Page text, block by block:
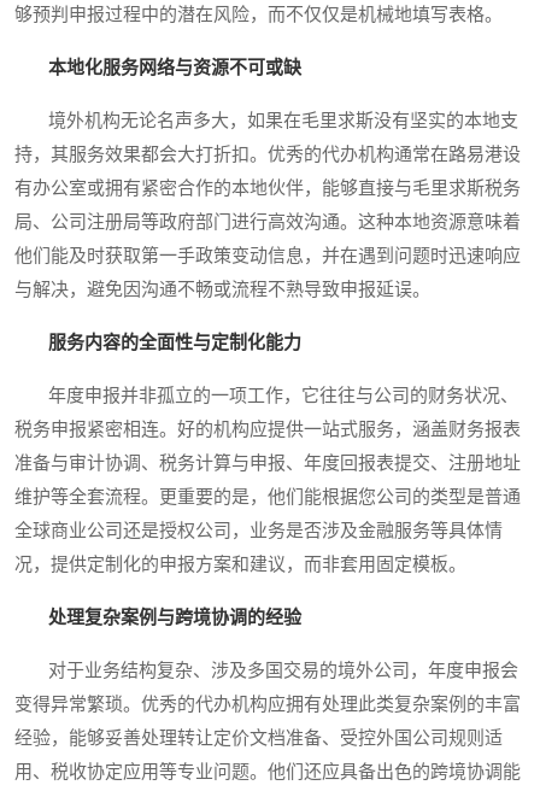
够预判申报过程中的潜在风险，而不仅仅是机械地填写表格。
本地化服务网络与资源不可或缺
境外机构无论名声多大，如果在毛里求斯没有坚实的本地支
持，其服务效果都会大打折扣。优秀的代办机构通常在路易港设
有办公室或拥有紧密合作的本地伙伴，能够直接与毛里求斯税务
局、公司注册局等政府部门进行高效沟通。这种本地资源意味着
他们能及时获取第一手政策变动信息，并在遇到问题时迅速响应
与解决，避免因沟通不畅或流程不熟导致申报延误。
服务内容的全面性与定制化能力
年度申报并非孤立的一项工作，它往往与公司的财务状况、
税务申报紧密相连。好的机构应提供一站式服务，涵盖财务报表
准备与审计协调、税务计算与申报、年度回报表提交、注册地址
维护等全套流程。更重要的是，他们能根据您公司的类型是普通
全球商业公司还是授权公司，业务是否涉及金融服务等具体情
况，提供定制化的申报方案和建议，而非套用固定模板。
处理复杂案例与跨境协调的经验
对于业务结构复杂、涉及多国交易的境外公司，年度申报会
变得异常繁琐。优秀的代办机构应拥有处理此类复杂案例的丰富
经验，能够妥善处理转让定价文档准备、受控外国公司规则适
用、税收协定应用等专业问题。他们还应具备出色的跨境协调能